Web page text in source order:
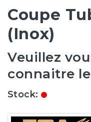
Coupe
(Inox)
Veuillez
connaitre
Stock: